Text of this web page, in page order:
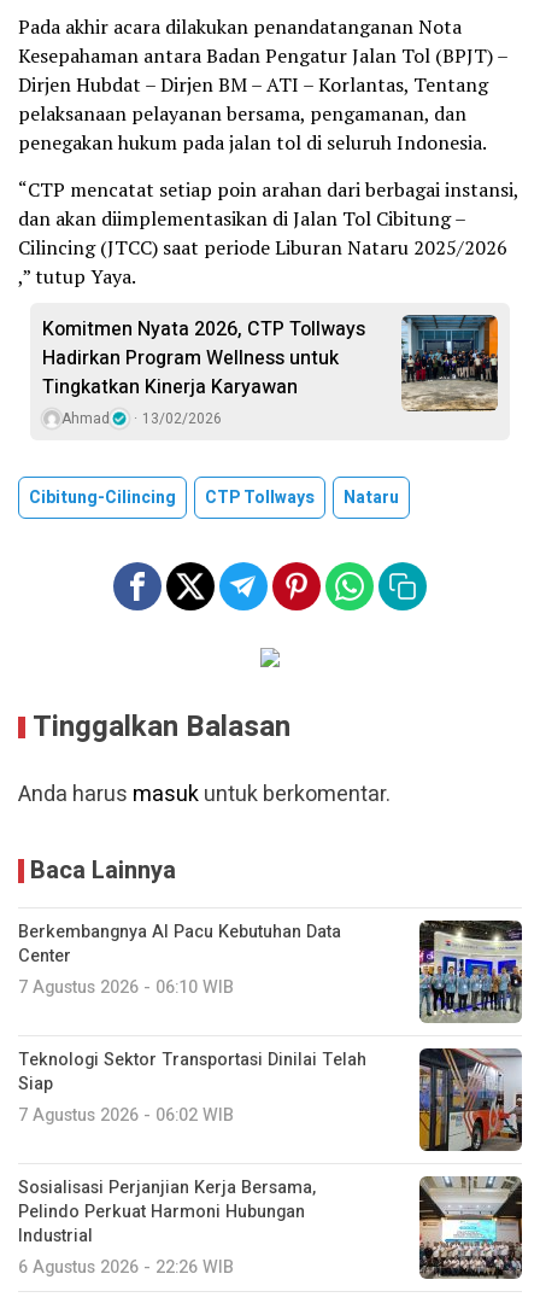
Pada akhir acara dilakukan penandatanganan Nota
Kesepahaman antara Badan Pengatur Jalan Tol (BPJT) –
Dirjen Hubdat – Dirjen BM – ATI – Korlantas, Tentang
pelaksanaan pelayanan bersama, pengamanan, dan
penegakan hukum pada jalan tol di seluruh Indonesia.
“CTP mencatat setiap poin arahan dari berbagai instansi,
dan akan diimplementasikan di Jalan Tol Cibitung –
Cilincing (JTCC) saat periode Liburan Nataru 2025/2026
,” tutup Yaya.
Komitmen Nyata 2026, CTP Tollways
Hadirkan Program Wellness untuk
Tingkatkan Kinerja Karyawan
Ahmad 13/02/2026
Cibitung-Cilincing CTP Tollways Nataru
Tinggalkan Balasan
Anda harus masukuntuk berkomentar.
Baca Lainnya
Berkembangnya AI Pacu Kebutuhan Data
Center
7 Agustus 2026 - 06:10 WIB
Teknologi Sektor Transportasi Dinilai Telah
Siap
7 Agustus 2026 - 06:02 WIB
Sosialisasi Perjanjian Kerja Bersama,
Pelindo Perkuat Harmoni Hubungan
Industrial
6 Agustus 2026 - 22:26 WIB